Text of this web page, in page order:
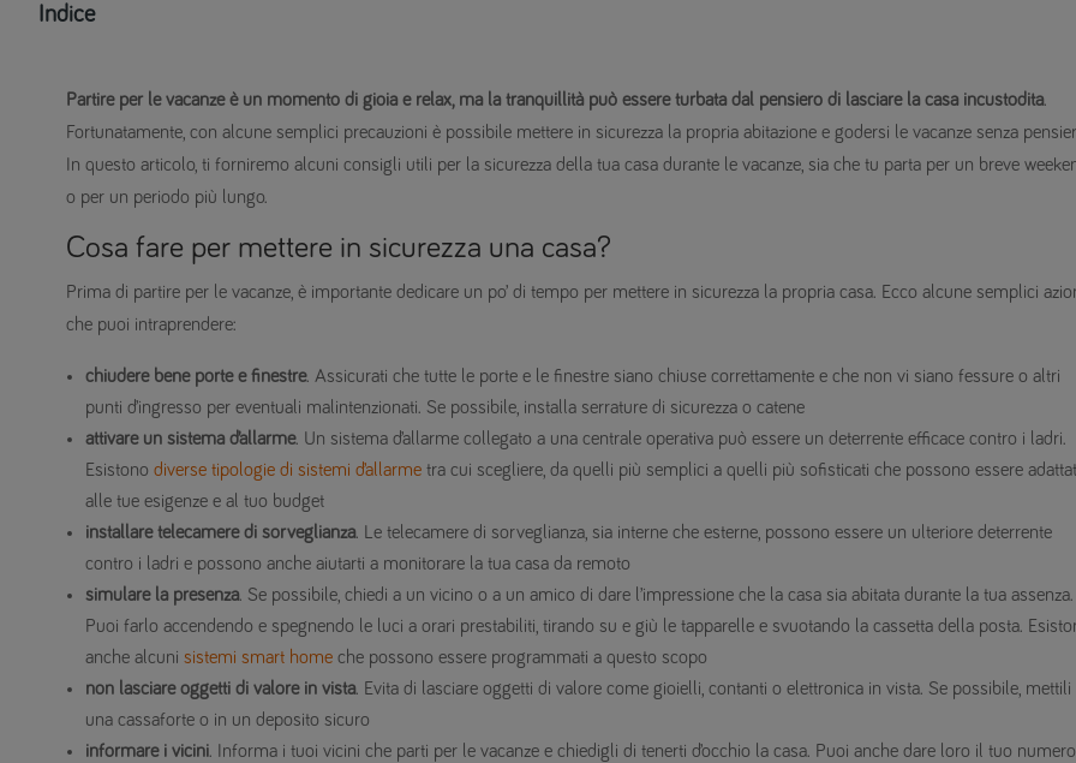
Indice
Partire per le vacanze è un momento di gioia e relax, ma la tranquillità può essere turbata dal pensiero di lasciare la casa incustodita.
Fortunatamente, con alcune semplici precauzioni è possibile mettere in sicurezza la propria abitazione e godersi le vacanze senza
In questo articolo, ti forniremo alcuni consigli utili per la sicurezza della tua casa durante le vacanze, sia che tu parta per un breve
o per un periodo più lungo.
Cosa fare per mettere in sicurezza una casa?
Prima di partire per le vacanze, è importante dedicare un po’ di tempo per mettere in sicurezza la propria casa. Ecco alcune semplici
che puoi intraprendere:
chiudere bene porte e finestre. Assicurati che tutte le porte e le finestre siano chiuse correttamente e che non vi siano fessure o altri
punti d’ingresso per eventuali malintenzionati. Se possibile, installa serrature di sicurezza o catene
attivare un sistema d’allarme. Un sistema d’allarme collegato a una centrale operativa può essere un deterrente efficace contro i ladri.
Esistono diverse tipologie di sistemi d’allarmetra cui scegliere, da quelli più semplici a quelli più sofisticati che possono essere
alle tue esigenze e al tuo budget
installare telecamere di sorveglianza. Le telecamere di sorveglianza, sia interne che esterne, possono essere un ulteriore deterrente
contro i ladri e possono anche aiutarti a monitorare la tua casa da remoto
simulare la presenza. Se possibile, chiedi a un vicino o a un amico di dare l’impressione che la casa sia abitata durante la tua assenza.
Puoi farlo accendendo e spegnendo le luci a orari prestabiliti, tirando su e giù le tapparelle e svuotando la cassetta della posta.
anche alcuni sistemi smart homeche possono essere programmati a questo scopo
non lasciare oggetti di valore in vista. Evita di lasciare oggetti di valore come gioielli, contanti o elettronica in vista. Se possibile, mettili
una cassaforte o in un deposito sicuro
informare i vicini. Informa i tuoi vicini che parti per le vacanze e chiedigli di tenerti d’occhio la casa. Puoi anche dare loro il tuo